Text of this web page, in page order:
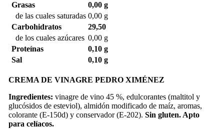
Grasas
0,00 g
de las cuales saturadas 0,00 g
Carbohidratos
29,50
de los cuales azúcares 0,00 g
Proteínas
0,10 g
Sal
0,10 g
CREMA DE VINAGRE PEDRO XIMÉNEZ
Ingredientes: vinagre de vino 45 %, edulcorantes (maltitol y
glucósidos de esteviol), almidón modificado de maíz, aromas,
colorante (E-150d) y conservador (E-202). Sin gluten. Apto
para celíacos.